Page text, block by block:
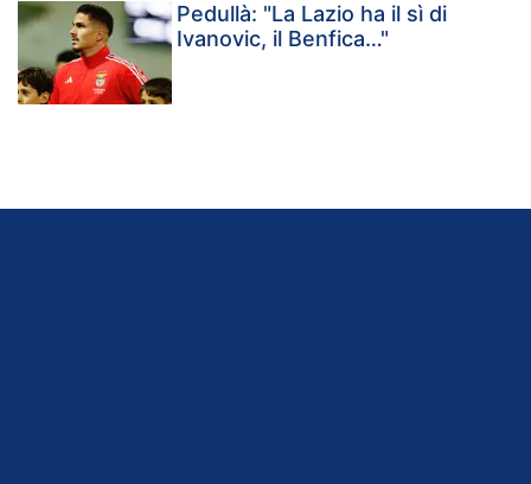
Pedullà: "La Lazio ha il sì di
Ivanovic, il Benfica…"